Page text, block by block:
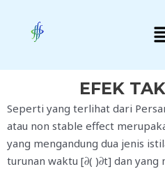
content
EFEK
Seperti yang terlihat dari
atau non stable effect
yang mengandung dua jenis
turunan waktu [𝜕( )𝜕t] dan